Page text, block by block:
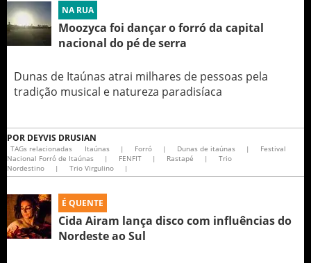
NA RUA
Moozyca foi dançar o forró da capital
nacional do pé de serra
Dunas de Itaúnas atrai milhares de pessoas pela
tradição musical e natureza paradisíaca
POR DEYVIS DRUSIAN
TAGs relacionadas Itaúnas | Forró | Dunas de itaúnas |
Festival
Nacional Forró de Itaúnas
| FENFIT | Rastapé |
Trio
Nordestino
| Trio Virgulino |
É QUENTE
Cida Airam lança disco com influências do
Nordeste ao Sul